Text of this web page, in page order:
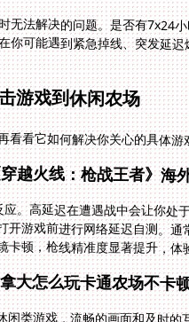
无法解决的问题。是否有7x24
你可能遇到紧急掉线、突发延
游戏到休闲农场
看看它如何解决你关心的具体游
越火线：枪战王者》海
应。高延迟在遭遇战中会让你
开游戏前进行网络延迟自测。
卡顿，枪线精准度显著提升，
大怎么玩卡通农场不卡